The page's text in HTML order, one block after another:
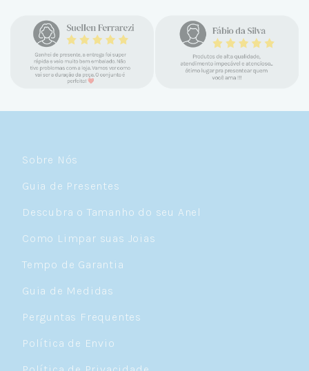
encontrar a Céu. Atendimento
personalizado, verdadeiras jóias prata 925,
mimos e brindes incríveis. Virei cliente fiel
e amo demais as pratas que são lindas, tem
um brilho incrível e preço super justo. Fora
Sobre Nós
Guia de Presentes
Descubra o Tamanho do seu Anel
Como Limpar suas Joias
Tempo de Garantia
Guia de Medidas
Perguntas Frequentes
Política de Envio